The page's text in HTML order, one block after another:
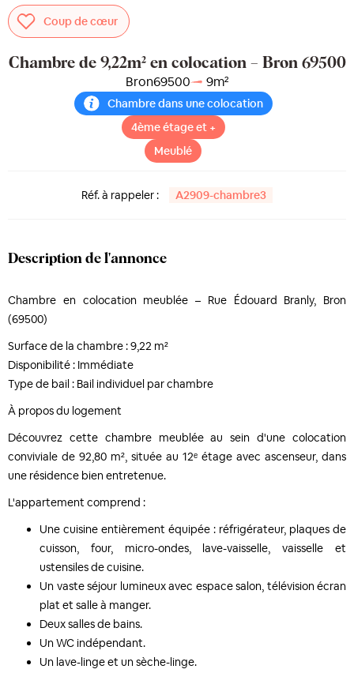
Coup de cœur
Chambre de 9,22m² en colocation – Bron 69500
Bron69500 9m²
Chambre dans une colocation
4ème étage et +
Meublé
Réf. à rappeler : A2909-chambre3
Description de l'annonce
Chambre en colocation meublée – Rue Édouard Branly, Bron
(69500)
Surface de la chambre : 9,22 m²
Disponibilité : Immédiate
Type de bail : Bail individuel par chambre
À propos du logement
Découvrez cette chambre meublée au sein d'une colocation
conviviale de 92,80 m², située au 12ᵉ étage avec ascenseur, dans
une résidence bien entretenue.
L'appartement comprend :
Une cuisine entièrement équipée : réfrigérateur, plaques de
cuisson, four, micro-ondes, lave-vaisselle, vaisselle et
ustensiles de cuisine.
Un vaste séjour lumineux avec espace salon, télévision écran
plat et salle à manger.
Deux salles de bains.
Un WC indépendant.
Un lave-linge et un sèche-linge.